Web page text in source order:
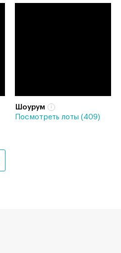
Шоурум
Посмотреть лоты (409)